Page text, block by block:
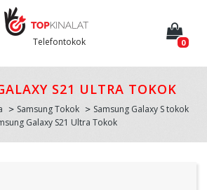
Telefontokok 0
S21 ULTRA TOKOK
Samsung Tokok
Samsung Galaxy S tokok
Galaxy S21 Ultra Tokok